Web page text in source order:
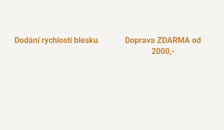
Dodání rychlostí blesku
Doprava ZDARMA od
2000,-